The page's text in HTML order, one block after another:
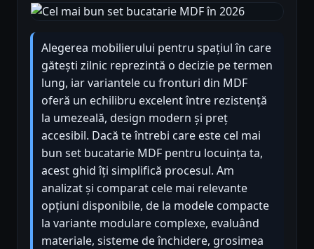
Alegerea mobilierului pentru spațiul în care
gătești zilnic reprezintă o decizie pe termen
lung, iar variantele cu fronturi din MDF
oferă un echilibru excelent între rezistență
la umezeală, design modern și preț
accesibil. Dacă te întrebi care este cel mai
bun set bucatarie MDF pentru locuința ta,
acest ghid îți simplifică procesul. Am
analizat și comparat cele mai relevante
opțiuni disponibile, de la modele compacte
la variante modulare complexe, evaluând
materiale, sisteme de închidere, grosimea